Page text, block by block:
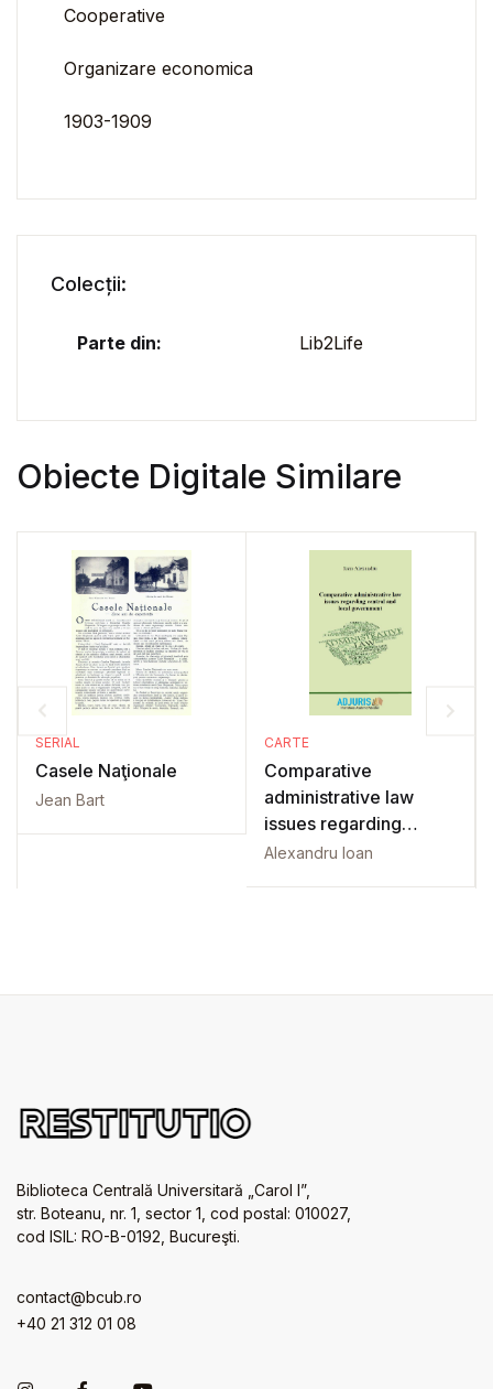
Cooperative
Organizare economica
1903-1909
Colecții:
Parte din: Lib2Life
Obiecte Digitale Similare
SERIAL
Casele Naţionale
Jean Bart
CARTE
Comparative
administrative law
issues regarding
central and local
Alexandru Ioan
Biblioteca Centrală Universitară „Carol I”,
str. Boteanu, nr. 1, sector 1, cod postal: 010027,
cod ISIL: RO-B-0192, Bucureşti.
contact@bcub.ro
+40 21 312 01 08